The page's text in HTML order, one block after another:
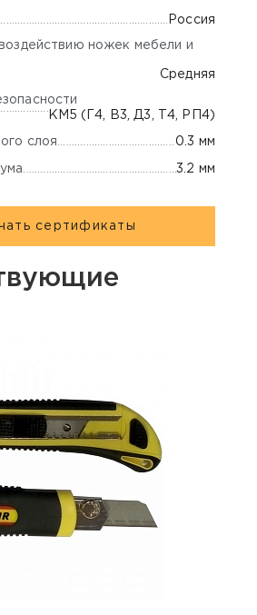
Россия
ножек мебели и
Средняя
КМ5 (Г4, В3, Д3, Т4, РП4)
слоя 0.3 мм
3.2 мм
сертификаты